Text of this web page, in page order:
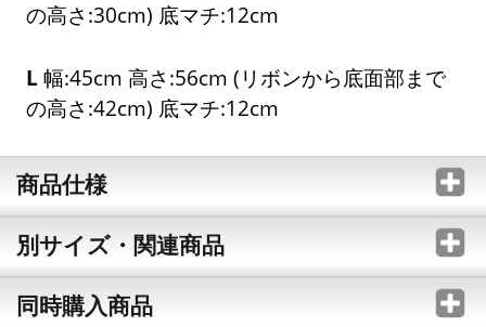
の高さ:30cm) 底マチ:12cm
L 幅:45cm 高さ:56cm (リボンから底面部まで
の高さ:42cm) 底マチ:12cm
商品仕様
別サイズ・関連商品
同時購入商品